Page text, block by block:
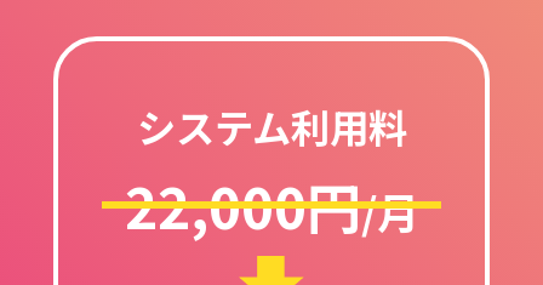
システム利用料
22,000円/月